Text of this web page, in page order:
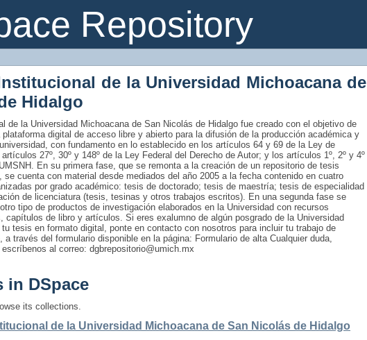
Repository
de la Universidad Michoacana de
Hidalgo
de la Universidad Michoacana de San Nicolás de Hidalgo fue creado con el objetivo de
digital de acceso libre y abierto para la difusión de la producción académica y
con fundamento en lo establecido en los artículos 64 y 69 de la Ley de
27º, 30º y 148º de la Ley Federal del Derecho de Autor; y los artículos 1º, 2º y 4º
En su primera fase, que se remonta a la creación de un repositorio de tesis
se cuenta con material desde mediados del año 2005 a la fecha contenido en cuatro
por grado académico: tesis de doctorado; tesis de maestría; tesis de especialidad
de licenciatura (tesis, tesinas y otros trabajos escritos). En una segunda fase se
tipo de productos de investigación elaborados en la Universidad con recursos
capítulos de libro y artículos. Si eres exalumno de algún posgrado de la Universidad
tesis en formato digital, ponte en contacto con nosotros para incluir tu trabajo de
través del formulario disponible en la página: Formulario de alta Cualquier duda,
al correo: dgbrepositorio@umich.mx
in DSpace
its collections.
de la Universidad Michoacana de San Nicolás de Hidalgo